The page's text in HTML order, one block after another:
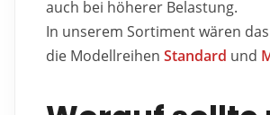
auch bei höherer Belastung.
In unserem Sortiment wären
die Modellreihen Standard und